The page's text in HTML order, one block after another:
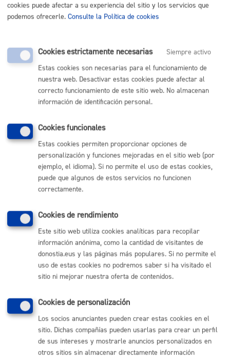
Prestación económica para cuidados en el entorno familiar
(PECE)
PRESENCIAL
TELÉFONO
MÁQUINA
Prestación económica vinculada al servicio (PEVS)
ONLINE
PRESENCIAL
TELÉFONO
MÁQUINA
ONLINE
PRESENCIAL
TELÉFONO
MÁQUINA
Subsidio de movilidad y compensación de gastos de
transporte (Ley integración personas minusválidas (LISMI)
ONLINE
PRESENCIAL
TELÉFONO
cookies puede afectar a su experiencia del sitio y los servicios que
podemos ofrecerle. Consulte la Política de cookies
Cookies estrictamente necesarias
Siempre activo
Estas cookies son necesarias para el funcionamiento de
nuestra web. Desactivar estas cookies puede afectar al
correcto funcionamiento de este sitio web. No almacenan
información de identificación personal.
Cookies funcionales
Estas cookies permiten proporcionar opciones de
personalización y funciones mejoradas en el sitio web (por
ejemplo, el idioma). Si no permite el uso de estas cookies,
puede que algunos de estos servicios no funcionen
correctamente.
Cookies de rendimiento
Este sitio web utiliza cookies analíticas para recopilar
información anónima, como la cantidad de visitantes de
donostia.eus y las páginas más populares. Si no permite el
uso de estas cookies no podremos saber si ha visitado el
sitio ni mejorar nuestra oferta de contenidos.
Cookies de personalización
Los socios anunciantes pueden crear estas cookies en el
sitio. Dichas compañías pueden usarlas para crear un perfil
de sus intereses y mostrarle anuncios personalizados en
otros sitios sin almacenar directamente información